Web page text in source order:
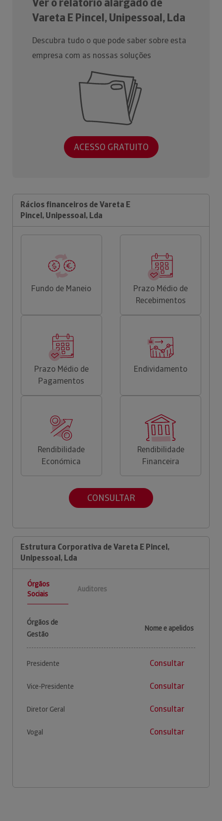
Vareta E Pincel, Unipessoal, Lda
Descubra tudo o que pode saber sobre esta
empresa com as nossas soluções
ACESSO GRATUITO
Rácios financeiros de Vareta E
Pincel, Unipessoal, Lda
Fundo de Maneio
Prazo Médio de
Recebimentos
Prazo Médio de
Pagamentos
Endividamento
Rendibilidade
Económica
Rendibilidade
Financeira
CONSULTAR
Estrutura Corporativa de Vareta E Pincel,
Unipessoal, Lda
Órgãos
Sociais
Auditores
Órgãos de
Gestão
Nome e apelidos
Presidente Consultar
Vice-Presidente Consultar
Diretor Geral Consultar
Vogal Consultar